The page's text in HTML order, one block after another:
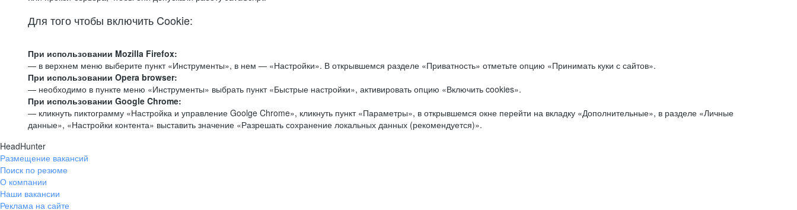
Для того чтобы включить Cookie:
При использовании Mozilla Firefox:
— в верхнем меню выберите пункт «Инструменты», в нем — «Настройки». В открывшемся разделе «Приватность» отметьте опцию «Принимать куки с сайтов».
При использовании Opera browser:
— необходимо в пункте меню «Инструменты» выбрать пункт «Быстрые настройки», активировать опцию «Включить cookies».
При использовании Google Chrome:
— кликнуть пиктограмму «Настройка и управление Goolge Chrome», кликнуть пункт «Параметры», в открывшемся окне перейти на вкладку «Дополнительные», в разделе «Личные
данные», «Настройки контента» выставить значение «Разрешать сохранение локальных данных (рекомендуется)».
HeadHunter
Размещение вакансий
Поиск по резюме
О компании
Наши вакансии
Реклама на сайте